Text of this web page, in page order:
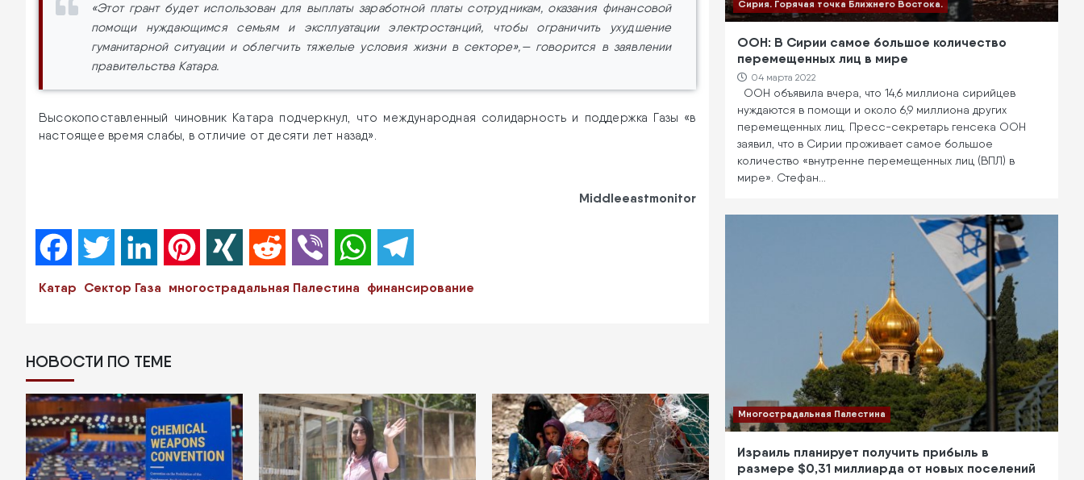
«Этот грант будет использован для выплаты заработной платы сотрудникам, оказания финансовой
помощи нуждающимся семьям и эксплуатации электростанций, чтобы ограничить ухудшение
гуманитарной ситуации и облегчить тяжелые условия жизни в секторе»,— говорится в заявлении
правительства Катара.
Высокопоставленный чиновник Катара подчеркнул, что международная солидарность и поддержка Газы «в
настоящее время слабы, в отличие от десяти лет назад».
Middleeastmonitor
FacebookTwitter LinkedIn Pinterest XING Reddit Viber WhatsApp
Катар Сектор Газа многострадальная Палестина финансирование
НОВОСТИ ПО ТЕМЕ
Сирия. Горячая точка Ближнего Востока.
ООН: В Сирии самое большое количество
перемещенных лиц в мире
04 марта 2022
ООН объявила вчера, что 14,6 миллиона сирийцев
нуждаются в помощи и около 6,9 миллиона других
перемещенных лиц. Пресс-секретарь генсека ООН
заявил, что в Сирии проживает самое большое
количество «внутренне перемещенных лиц (ВПЛ) в
мире». Стефан…
Многострадальная Палестина
Израиль планирует получить прибыль в
размере $0,31 миллиарда от новых поселений